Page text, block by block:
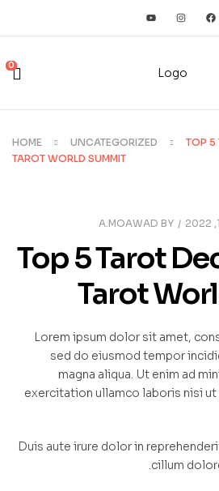
0
HOME UNCATEGORIZED
TOP 5
TAROT WORLD SUMMIT
BY
A.MOAWAD
Top 5 Tarot
Tarot
Lorem ipsum dolor sit amet,
sed do eiusmod tempor
magna aliqua. Ut enim ad
exercitation ullamco laboris nisi
Duis aute irure dolor in
cillum